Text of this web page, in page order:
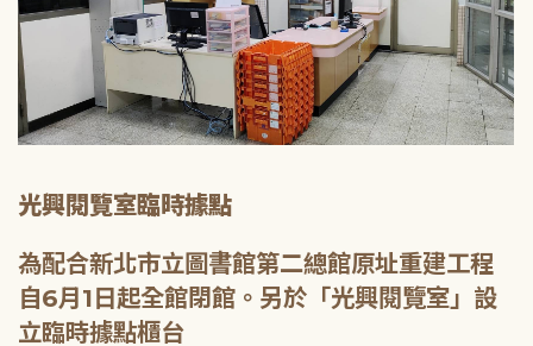
光興閱覽室臨時據點
為配合新北市立圖書館第二總館原址重建工程
自6月1日起全館閉館。另於「光興閱覽室」設
立臨時據點櫃台